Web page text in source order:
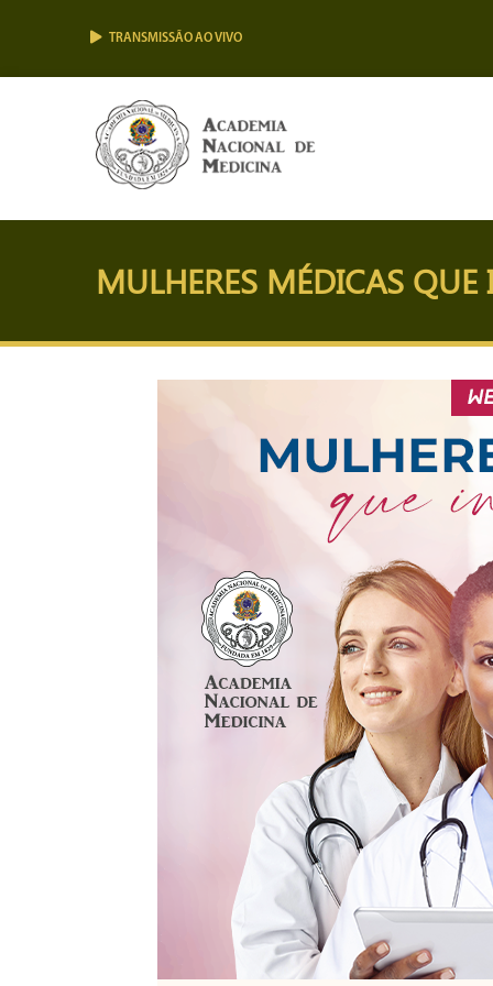
TRANSMISSÃO AO VIVO
MULHERES MÉDICAS